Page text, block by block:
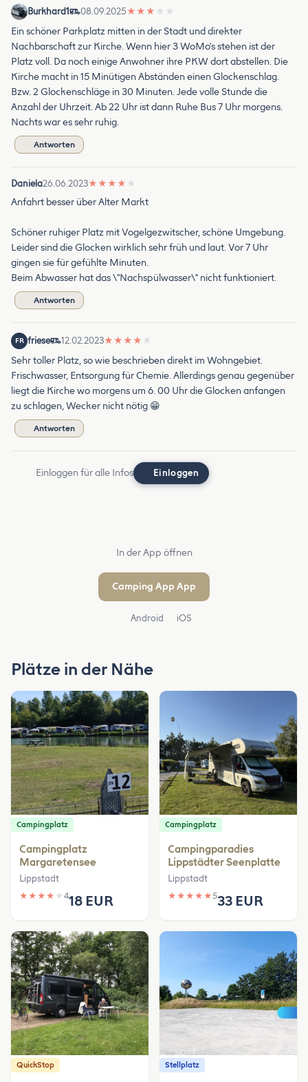
Burkhard1 08.09.2025★ ★ ★ ★ ★
Ein schöner Parkplatz mitten in der Stadt und direkter
Nachbarschaft zur Kirche. Wenn hier 3 WoMo's stehen ist der
Platz voll. Da noch einige Anwohner ihre PKW dort abstellen. Die
Kirche macht in 15 Minütigen Abständen einen Glockenschlag.
Bzw. 2 Glockenschläge in 30 Minuten. Jede volle Stunde die
Anzahl der Uhrzeit. Ab 22 Uhr ist dann Ruhe Bus 7 Uhr morgens.
Nachts war es sehr ruhig.
Antworten
Daniela26.06.2023★ ★ ★ ★ ★
Anfahrt besser über Alter Markt
Schöner ruhiger Platz mit Vogelgezwitscher, schöne Umgebung.
Leider sind die Glocken wirklich sehr früh und laut. Vor 7 Uhr
gingen sie für gefühlte Minuten.
Beim Abwasser hat das \"Nachspülwasser\" nicht funktioniert.
Antworten
FR friese 12.02.2023★ ★ ★ ★ ★
Sehr toller Platz, so wie beschrieben direkt im Wohngebiet.
Frischwasser, Entsorgung für Chemie. Allerdings genau gegenüber
liegt die Kirche wo morgens um 6. 00 Uhr die Glocken anfangen
zu schlagen, Wecker nicht nötig 😁
Antworten
Einloggen für alle Infos Einloggen
In der App öffnen
Camping App App
Android iOS
Plätze in der Nähe
Campingplatz
Campingplatz
Margaretensee
Lippstadt
★ ★ ★ ★ ★ 418 EUR
Campingplatz
Campingparadies
Lippstädter Seenplatte
Lippstadt
★ ★ ★ ★ ★533 EUR
QuickStop Stellplatz